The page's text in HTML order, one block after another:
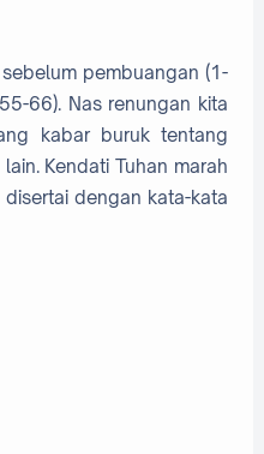
pembuangan (1-
66). Nas renungan kita
kabar buruk tentang
Kendati Tuhan marah
dengan kata-kata